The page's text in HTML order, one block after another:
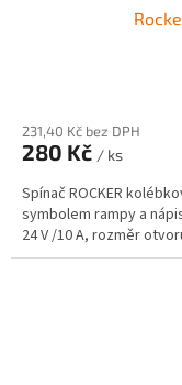
231,40 Kč bez DPH
280 Kč / ks
Spínač ROCKER
symbolem rampy a
24 V /10 A, rozměr